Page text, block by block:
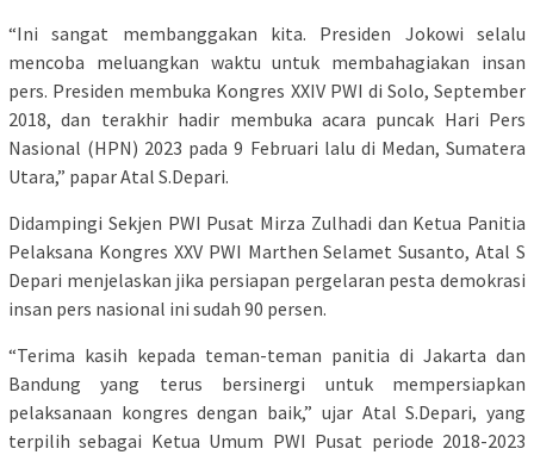
“Ini sangat membanggakan kita. Presiden Jokowi selalu
mencoba meluangkan waktu untuk membahagiakan insan
pers. Presiden membuka Kongres XXIV PWI di Solo, September
2018, dan terakhir hadir membuka acara puncak Hari Pers
Nasional (HPN) 2023 pada 9 Februari lalu di Medan, Sumatera
Utara,” papar Atal S.Depari.
Didampingi Sekjen PWI Pusat Mirza Zulhadi dan Ketua Panitia
Pelaksana Kongres XXV PWI Marthen Selamet Susanto, Atal S
Depari menjelaskan jika persiapan pergelaran pesta demokrasi
insan pers nasional ini sudah 90 persen.
“Terima kasih kepada teman-teman panitia di Jakarta dan
Bandung yang terus bersinergi untuk mempersiapkan
pelaksanaan kongres dengan baik,” ujar Atal S.Depari, yang
terpilih sebagai Ketua Umum PWI Pusat periode 2018-2023